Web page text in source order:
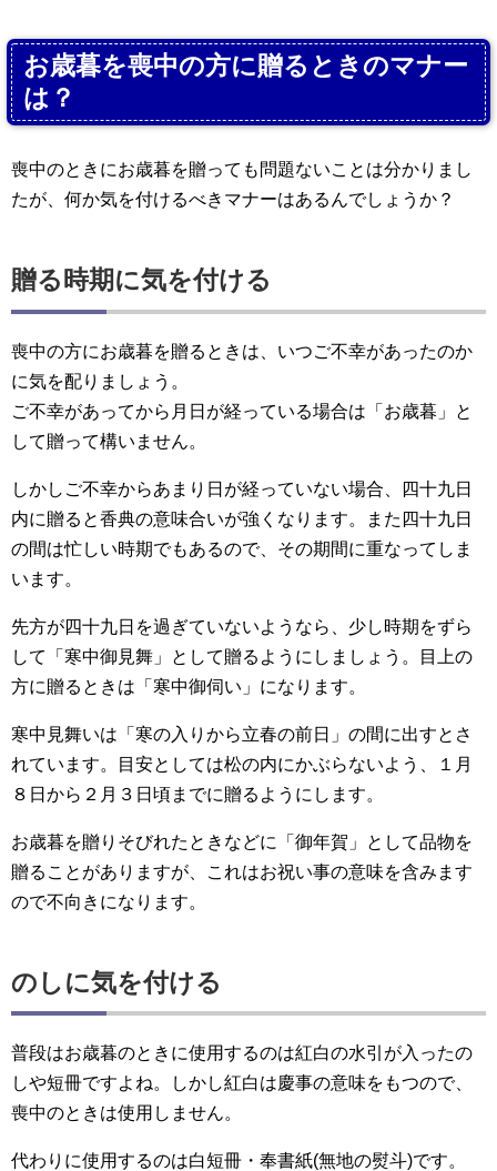
お歳暮を喪中の方に贈るときのマナー
は？
喪中のときにお歳暮を贈っても問題ないことは分かりまし
たが、何か気を付けるべきマナーはあるんでしょうか？
贈る時期に気を付ける
喪中の方にお歳暮を贈るときは、いつご不幸があったのか
に気を配りましょう。
ご不幸があってから月日が経っている場合は「お歳暮」と
して贈って構いません。
しかしご不幸からあまり日が経っていない場合、四十九日
内に贈ると香典の意味合いが強くなります。また四十九日
の間は忙しい時期でもあるので、その期間に重なってしま
います。
先方が四十九日を過ぎていないようなら、少し時期をずら
して「寒中御見舞」として贈るようにしましょう。目上の
方に贈るときは「寒中御伺い」になります。
寒中見舞いは「寒の入りから立春の前日」の間に出すとさ
れています。目安としては松の内にかぶらないよう、１月
８日から２月３日頃までに贈るようにします。
お歳暮を贈りそびれたときなどに「御年賀」として品物を
贈ることがありますが、これはお祝い事の意味を含みます
ので不向きになります。
のしに気を付ける
普段はお歳暮のときに使用するのは紅白の水引が入ったの
しや短冊ですよね。しかし紅白は慶事の意味をもつので、
喪中のときは使用しません。
代わりに使用するのは白短冊・奉書紙(無地の熨斗)です。